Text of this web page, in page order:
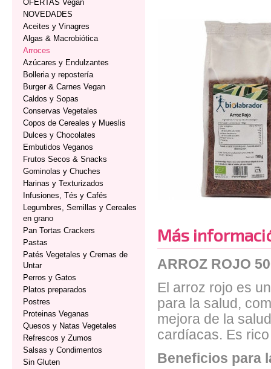
OFERTAS Vegan
NOVEDADES
Aceites y Vinagres
Algas & Macrobiótica
Arroces
Azúcares y Endulzantes
Bolleria y repostería
Burger & Carnes Vegan
Caldos y Sopas
Conservas Vegetales
Copos de Cereales y Mueslis
Dulces y Chocolates
Embutidos Veganos
Frutos Secos & Snacks
Gominolas y Chuches
Harinas y Texturizados
Infusiones, Tés y Cafés
Legumbres, Semillas y Cereales
en grano
Pan Tortas Crackers
Pastas
Patés Vegetales y Cremas de
Untar
Perros y Gatos
Platos preparados
Postres
Proteinas Veganas
Quesos y Natas Vegetales
Refrescos y Zumos
Salsas y Condimentos
Sin Gluten
Más
ARROZ ROJO
El arroz rojo es
para la salud,
mejora de la
cardíacas. Es
Beneficios para